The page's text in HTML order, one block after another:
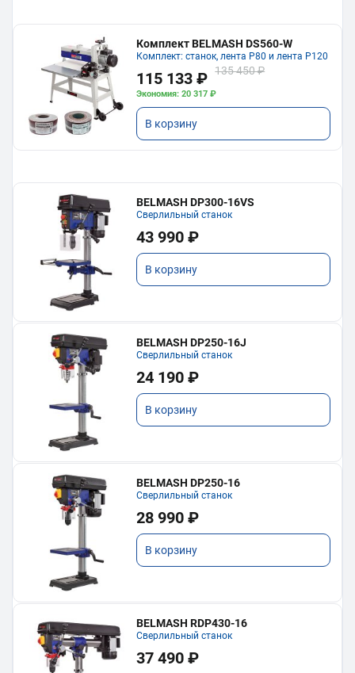
Комплект BELMASH DS560-W
Комплект: станок, лента P80 и лента P120
115 133 ₽ 135 450 ₽
Экономия: 20 317 ₽
В корзину
BELMASH DP300-16VS
Сверлильный станок
43 990 ₽
В корзину
BELMASH DP250-16J
Сверлильный станок
24 190 ₽
В корзину
BELMASH DP250-16
Сверлильный станок
28 990 ₽
В корзину
BELMASH RDP430-16
Сверлильный станок
37 490 ₽